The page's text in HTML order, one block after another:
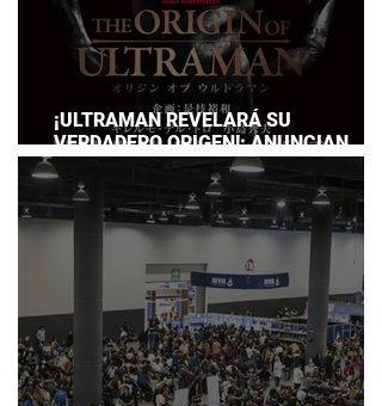
¡ULTRAMAN REVELARÁ SU
VERDADERO ORIGEN!: ANUNCIAN
DOCUMENTAL POR EL 60
ANIVERSARIO DE LA FRANQUICIA